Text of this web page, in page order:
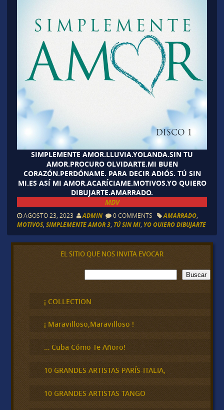
SIMPLEMENTE AMOR.LLUVIA.YOLANDA.SIN TU
AMOR.PROCURO OLVIDARTE.MI BUEN
CORAZÓN.PERDÓNAME. PARA DECIR ADIÓS. TÚ SIN
MI.ES ASÍ MI AMOR.ACARÍCIAME.MOTIVOS.YO QUIERO
DIBUJARTE.AMARRADO.
MDV
AGOSTO 23, 2023 ADMIN 0 COMMENTS AMARRADO,
MOTIVOS, SIMPLEMENTE AMOR 3, TÚ SIN MI, YO QUIERO DIBUJARTE
EL SITIO QUE NOS INVITA EVOCAR
B
u
c
a
Buscar
¡ COLLECTION
¡ Maravilloso,Maravilloso !
… Cuba Cómo Te Añoro!
10 GRANDES ARTISTAS PARÍS-ITALIA,
10 GRANDES ARTISTAS TANGO